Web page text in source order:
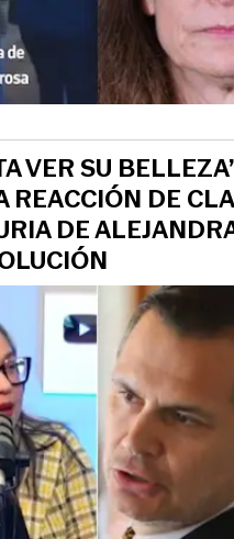
VER SU
REACCIÓN DE
DE